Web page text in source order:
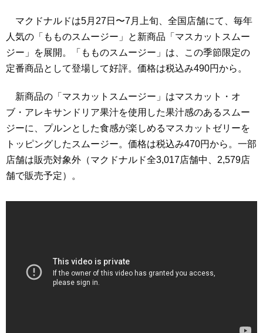
マクドナルドは5月27日〜7月上旬、全国店舗にて、毎年
人気の「もものスムージー」と新商品「マスカットスムー
ジー」を展開。「もものスムージー」は、この季節限定の
定番商品として登場して好評。価格は税込み490円から。
新商品の「マスカットスムージー」はマスカット・オ
ブ・アレキサンドリア果汁を使用した果汁感のあるスムー
ジーに、プルンとした食感が楽しめるマスカットゼリーを
トッピングしたスムージー。価格は税込み470円から。一部
店舗は販売対象外（マクドナルド全3,017店舗中、2,579店
舗で販売予定）。